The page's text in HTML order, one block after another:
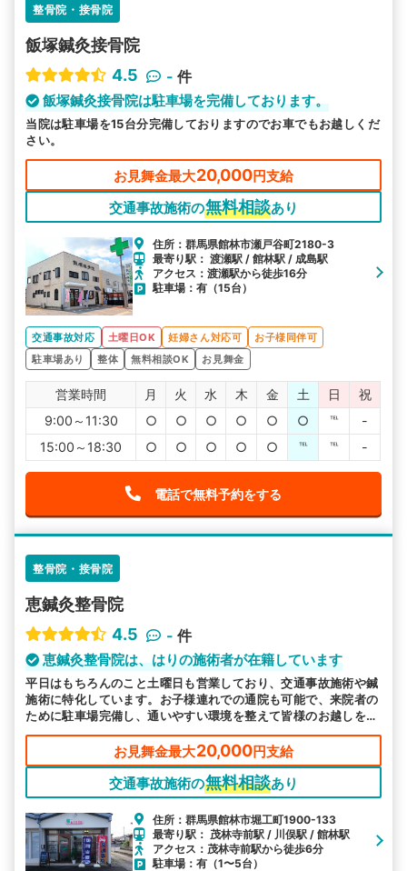
整骨院・接骨院
飯塚鍼灸接骨院
4.5
- 件
飯塚鍼灸接骨院は駐車場を完備しております。
当院は駐車場を15台分完備しておりますのでお車でもお越しくだ
さい。
お見舞金最大20,000円支給
交通事故施術の無料相談あり
住所：群馬県館林市瀬戸谷町2180-3
最寄り駅： 渡瀬駅 / 館林駅 / 成島駅
アクセス：渡瀬駅から徒歩16分
駐車場：有（15台）
交通事故対応 土曜日OK 妊婦さん対応可
お子様同伴可
駐車場あり
整体 無料相談OK お見舞金
営業時間 月 火 水 木 金 土 日
祝
9:00～11:30
○ ○ ○ ○ ○ ○ ℡
-
15:00～18:30
○ ○ ○ ○ ○ ℡ ℡ -
電話で無料予約をする
整骨院・接骨院
恵鍼灸整骨院
4.5
- 件
恵鍼灸整骨院は、はりの施術者が在籍しています
平日はもちろんのこと土曜日も営業しており、交通事故施術や鍼
施術に特化しています。お子様連れでの通院も可能で、来院者の
ために駐車場完備し、通いやすい環境を整えて皆様のお越しをお
待ちしております。
お見舞金最大20,000円支給
交通事故施術の無料相談あり
住所：群馬県館林市堀工町1900-133
最寄り駅： 茂林寺前駅 / 川俣駅 / 館林駅
アクセス：茂林寺前駅から徒歩6分
駐車場：有（1〜5台）